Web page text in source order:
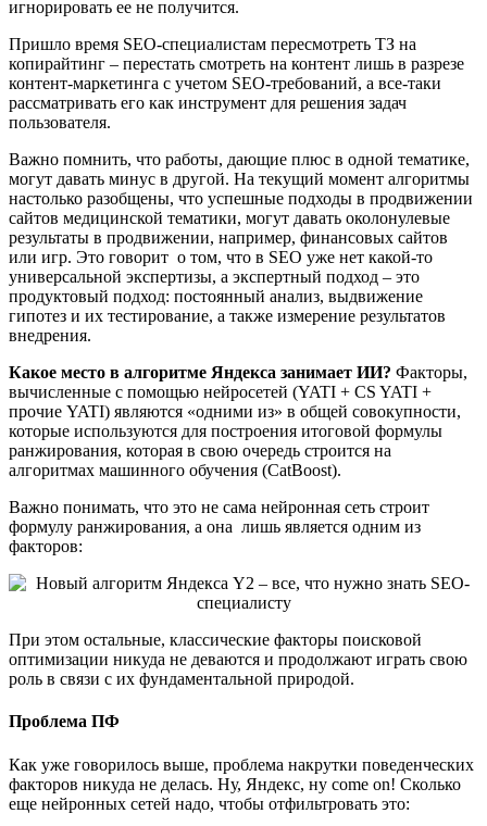
игнорировать ее не получится.
Пришло время SEO-специалистам пересмотреть ТЗ на
копирайтинг – перестать смотреть на контент лишь в разрезе
контент-маркетинга с учетом SEO-требований, а все-таки
рассматривать его как инструмент для решения задач
пользователя.
Важно помнить, что работы, дающие плюс в одной тематике,
могут давать минус в другой. На текущий момент алгоритмы
настолько разобщены, что успешные подходы в продвижении
сайтов медицинской тематики, могут давать околонулевые
результаты в продвижении, например, финансовых сайтов
или игр. Это говорит о том, что в SEO уже нет какой-то
универсальной экспертизы, а экспертный подход – это
продуктовый подход: постоянный анализ, выдвижение
гипотез и их тестирование, а также измерение результатов
внедрения.
Какое место в алгоритме Яндекса занимает ИИ? Факторы,
вычисленные с помощью нейросетей (YATI + CS YATI +
прочие YATI) являются «одними из» в общей совокупности,
которые используются для построения итоговой формулы
ранжирования, которая в свою очередь строится на
алгоритмах машинного обучения (CatBoost).
Важно понимать, что это не сама нейронная сеть строит
формулу ранжирования, а она лишь является одним из
факторов:
При этом остальные, классические факторы поисковой
оптимизации никуда не деваются и продолжают играть свою
роль в связи с их фундаментальной природой.
Проблема ПФ
Как уже говорилось выше, проблема накрутки поведенческих
факторов никуда не делась. Ну, Яндекс, ну come on! Сколько
еще нейронных сетей надо, чтобы отфильтровать это: